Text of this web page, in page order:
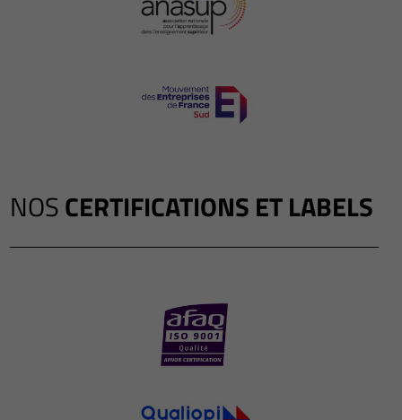
NOSCERTIFICATIONS ET LABELS